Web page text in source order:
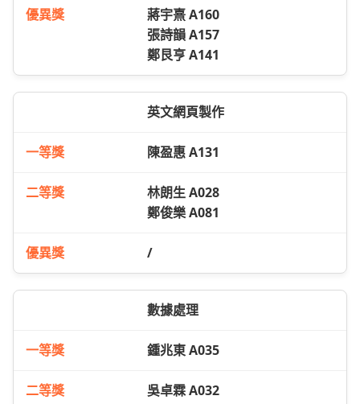
蔣宇熹 A160
張詩韻 A157
鄭艮亨 A141
英文網頁製作
陳盈惠 A131
林朗生 A028
鄭俊樂 A081
/
數據處理
鍾兆東 A035
吳卓霖 A032